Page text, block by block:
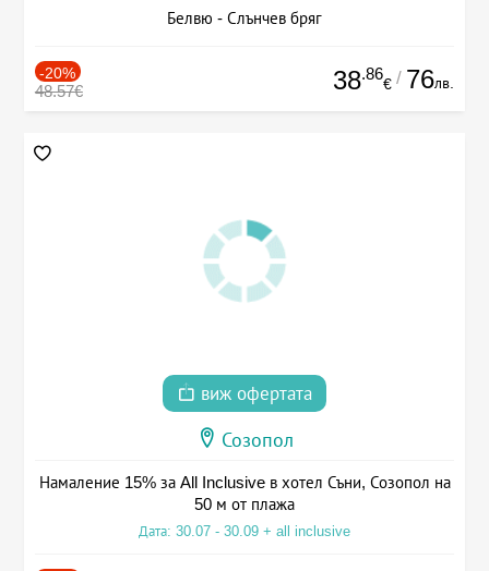
Белвю - Слънчев бряг
-20%
48.57€ 38.86
€ / 76лв.
виж офертата
Созопол
Намаление 15% за All Inclusive в хотел Съни, Созопол на
50 м от плажа
Дата: 30.07 - 30.09 + all inclusive